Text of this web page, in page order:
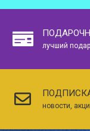
лучший
новости,